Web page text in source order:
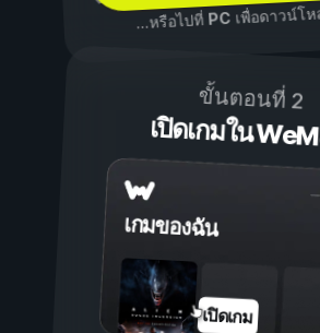
...หรือไปที่ PCเพื่อดาวน์โ
ขั้นตอนที่ 2
เปิดเกมใน
เกมของฉัน
เปิดเกม